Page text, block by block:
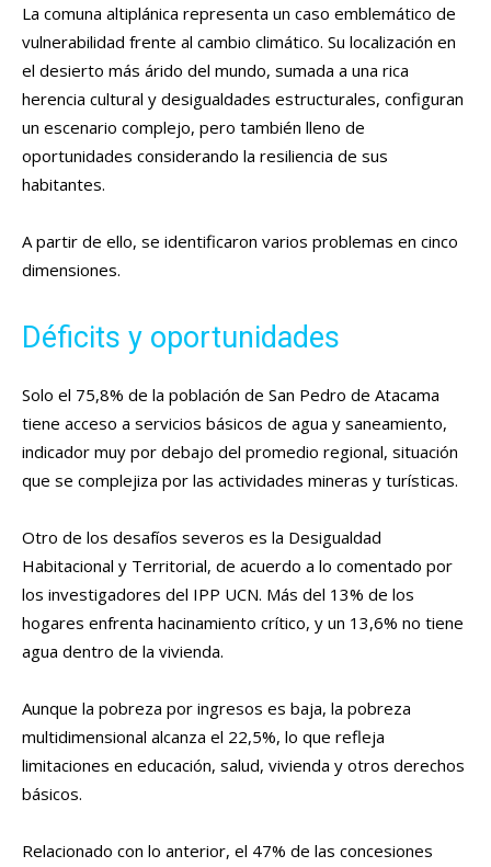
La comuna altiplánica representa un caso emblemático de
vulnerabilidad frente al cambio climático. Su localización en
el desierto más árido del mundo, sumada a una rica
herencia cultural y desigualdades estructurales, configuran
un escenario complejo, pero también lleno de
oportunidades considerando la resiliencia de sus
habitantes.
A partir de ello, se identificaron varios problemas en cinco
dimensiones.
Déficits y oportunidades
Solo el 75,8% de la población de San Pedro de Atacama
tiene acceso a servicios básicos de agua y saneamiento,
indicador muy por debajo del promedio regional, situación
que se complejiza por las actividades mineras y turísticas.
Otro de los desafíos severos es la Desigualdad
Habitacional y Territorial, de acuerdo a lo comentado por
los investigadores del IPP UCN. Más del 13% de los
hogares enfrenta hacinamiento crítico, y un 13,6% no tiene
agua dentro de la vivienda.
Aunque la pobreza por ingresos es baja, la pobreza
multidimensional alcanza el 22,5%, lo que refleja
limitaciones en educación, salud, vivienda y otros derechos
básicos.
Relacionado con lo anterior, el 47% de las concesiones